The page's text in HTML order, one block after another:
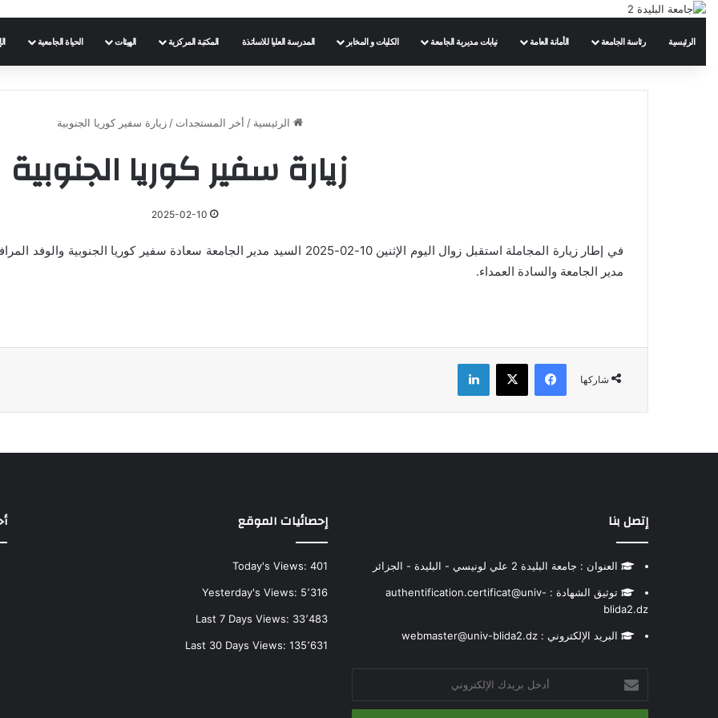
الرئيسية رئاسة الجامعة الأمانة العامة نيابات مديرية الجامعة الكليات و المخابر المدرسة العليا للاساتذة المكتبة المركزية الهيئات الحياة الجامعية
الرئيسية / أخر المستجدات / زيارة سفير كوريا الجنوبية
زيارة سفير كوريا الجنوبية
2025-02-10
في إطار زيارة المجاملة استقبل زوال اليوم الإثنين 10-02-2025 السيد مدير الجامعة سعادة
مدير الجامعة والسادة العمداء.
شاركها
فيسبوك
إتصل بنا
العنوان : جامعة البليدة 2 علي لونيسي - البليدة - الجزائر
توثيق الشهادة : authentification.certificat@univ-
blida2.dz
البريد الإلكتروني : webmaster@univ-blida2.dz
بريدك
الإلكتروني
إحصائيات الموقع
Today's Views:401
Yesterday's Views: 5٬316
Last 7 Days Views: 33٬483
Last 30 Days Views:135٬631